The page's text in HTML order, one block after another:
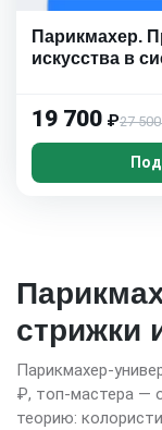
Парикмахер.
искусства в
19 700 ₽27 500
стрижки
Парикмахер-
₽, топ-мастера —
теорию: